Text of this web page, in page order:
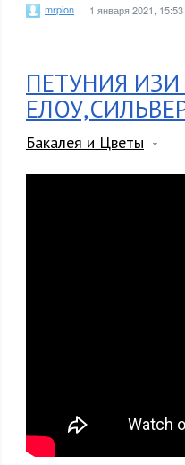
mrpion 1 января 2021, 15:53
ПЕТУНИЯ
Бакалея и Цветы